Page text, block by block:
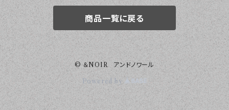
商品一覧に戻る
© ＆NOIR アンドノワール
Powered by